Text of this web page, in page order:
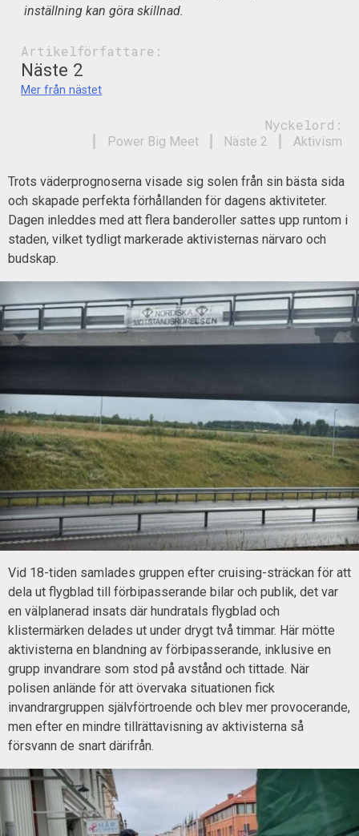
inställning kan göra skillnad.
Artikelförfattare:
Näste 2
Mer från nästet
Nyckelord:
Aktivism
Näste 2
Power Big Meet
Trots väderprognoserna visade sig solen från sin bästa sida
och skapade perfekta förhållanden för dagens aktiviteter.
Dagen inleddes med att flera banderoller sattes upp runtom i
staden, vilket tydligt markerade aktivisternas närvaro och
budskap.
Vid 18-tiden samlades gruppen efter cruising-sträckan för att
dela ut flygblad till förbipasserande bilar och publik, det var
en välplanerad insats där hundratals flygblad och
klistermärken delades ut under drygt två timmar. Här mötte
aktivisterna en blandning av förbipasserande, inklusive en
grupp invandrare som stod på avstånd och tittade. När
polisen anlände för att övervaka situationen fick
invandrargruppen självförtroende och blev mer provocerande,
men efter en mindre tillrättavisning av aktivisterna så
försvann de snart därifrån.